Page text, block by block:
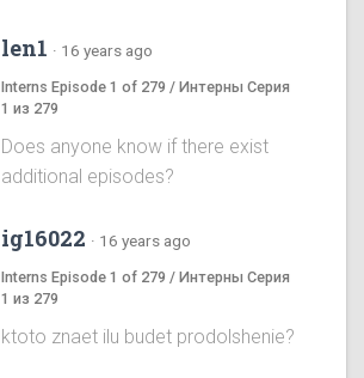
len1 · 16 years ago
Interns Episode 1 of 279 / Интерны Серия
1 из 279
Does anyone know if there exist
additional episodes?
ig16022 · 16 years ago
Interns Episode 1 of 279 / Интерны Серия
1 из 279
ktoto znaet ilu budet prodolshenie?